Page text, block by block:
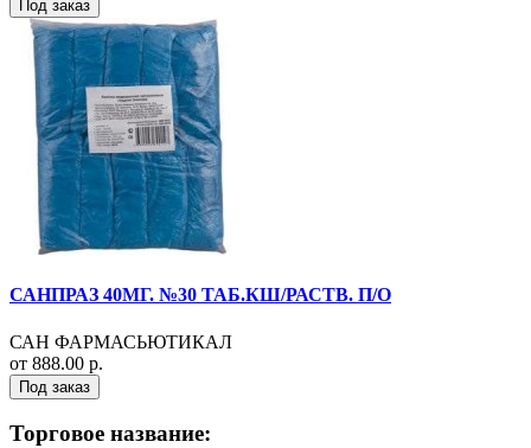
Под заказ
САНПРАЗ 40МГ. №30 ТАБ.КШ/РАСТВ. П/О
САН ФАРМАСЬЮТИКАЛ
от 888.00 р.
Под заказ
Торговое название: